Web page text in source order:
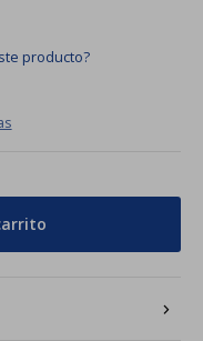
producto?